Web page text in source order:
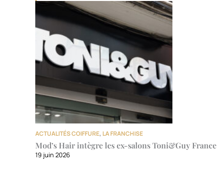
ACTUALITÉS COIFFURE, LA FRANCHISE
Mod’s Hair intègre les ex-salons Toni&Guy France
19 juin 2026